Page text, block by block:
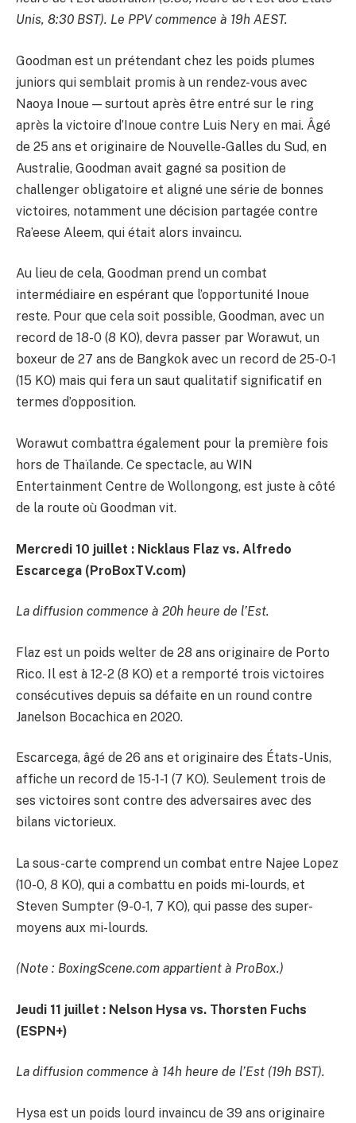
Unis, 8:30 BST). Le PPV commence à 19h AEST.
Goodman est un prétendant chez les poids plumes
juniors qui semblait promis à un rendez-vous avec
Naoya Inoue — surtout après être entré sur le ring
après la victoire d’Inoue contre Luis Nery en mai. Âgé
de 25 ans et originaire de Nouvelle-Galles du Sud, en
Australie, Goodman avait gagné sa position de
challenger obligatoire et aligné une série de bonnes
victoires, notamment une décision partagée contre
Ra’eese Aleem, qui était alors invaincu.
Au lieu de cela, Goodman prend un combat
intermédiaire en espérant que l’opportunité Inoue
reste. Pour que cela soit possible, Goodman, avec un
record de 18-0 (8 KO), devra passer par Worawut, un
boxeur de 27 ans de Bangkok avec un record de 25-0-1
(15 KO) mais qui fera un saut qualitatif significatif en
termes d’opposition.
Worawut combattra également pour la première fois
hors de Thaïlande. Ce spectacle, au WIN
Entertainment Centre de Wollongong, est juste à côté
de la route où Goodman vit.
Mercredi 10 juillet : Nicklaus Flaz vs. Alfredo
Escarcega (ProBoxTV.com)
La diffusion commence à 20h heure de l’Est.
Flaz est un poids welter de 28 ans originaire de Porto
Rico. Il est à 12-2 (8 KO) et a remporté trois victoires
consécutives depuis sa défaite en un round contre
Janelson Bocachica en 2020.
Escarcega, âgé de 26 ans et originaire des États-Unis,
affiche un record de 15-1-1 (7 KO). Seulement trois de
ses victoires sont contre des adversaires avec des
bilans victorieux.
La sous-carte comprend un combat entre Najee Lopez
(10-0, 8 KO), qui a combattu en poids mi-lourds, et
Steven Sumpter (9-0-1, 7 KO), qui passe des super-
moyens aux mi-lourds.
(Note : BoxingScene.com appartient à ProBox.)
Jeudi 11 juillet : Nelson Hysa vs. Thorsten Fuchs
(ESPN+)
La diffusion commence à 14h heure de l’Est (19h BST).
Hysa est un poids lourd invaincu de 39 ans originaire